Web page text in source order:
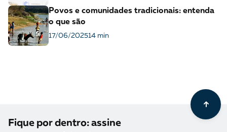
Povos e comunidades tradicionais: entenda
o que são
17/06/202514 min
Fique por dentro: assine